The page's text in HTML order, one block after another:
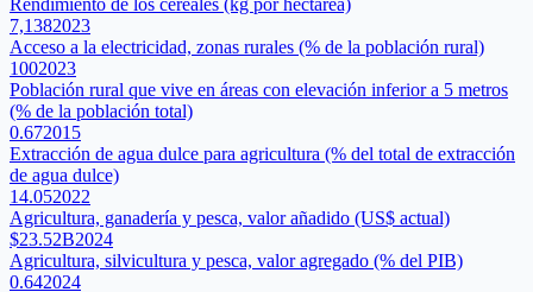
Rendimiento de los cereales (kg por hectárea)
7,1382023
Acceso a la electricidad, zonas rurales (% de la población rural)
1002023
Población rural que vive en áreas con elevación inferior a 5 metros
(% de la población total)
0.672015
Extracción de agua dulce para agricultura (% del total de extracción
de agua dulce)
14.052022
Agricultura, ganadería y pesca, valor añadido (US$ actual)
$23.52B2024
Agricultura, silvicultura y pesca, valor agregado (% del PIB)
0.642024